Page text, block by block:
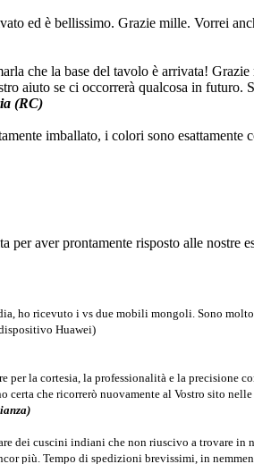
ed è bellissimo. Grazie mille. Vorrei
che la base del tavolo è arrivata!
aiuto se ci occorrerà qualcosa in futuro.
(RC)
imballato, i colori sono
per aver prontamente risposto alle nostre
ho ricevuto i vs due mobili mongoli. Sono
Huawei)
per la cortesia, la professionalità e la
certa che ricorrerò nuovamente al Vostro sito
dei cuscini indiani che non riuscivo a trovare
più. Tempo di spedizioni brevissimi, in